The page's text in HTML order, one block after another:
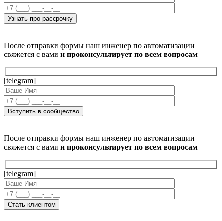
После отправки формы наш инженер по автоматизации
свяжется с вами и проконсультирует по всем вопросам
[telegram]
После отправки формы наш инженер по автоматизации
свяжется с вами и проконсультирует по всем вопросам
[telegram]